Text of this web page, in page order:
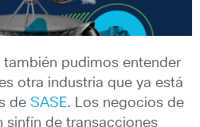
también pudimos entender
otra industria que ya está
de SASE. Los negocios de
sinfín de transacciones